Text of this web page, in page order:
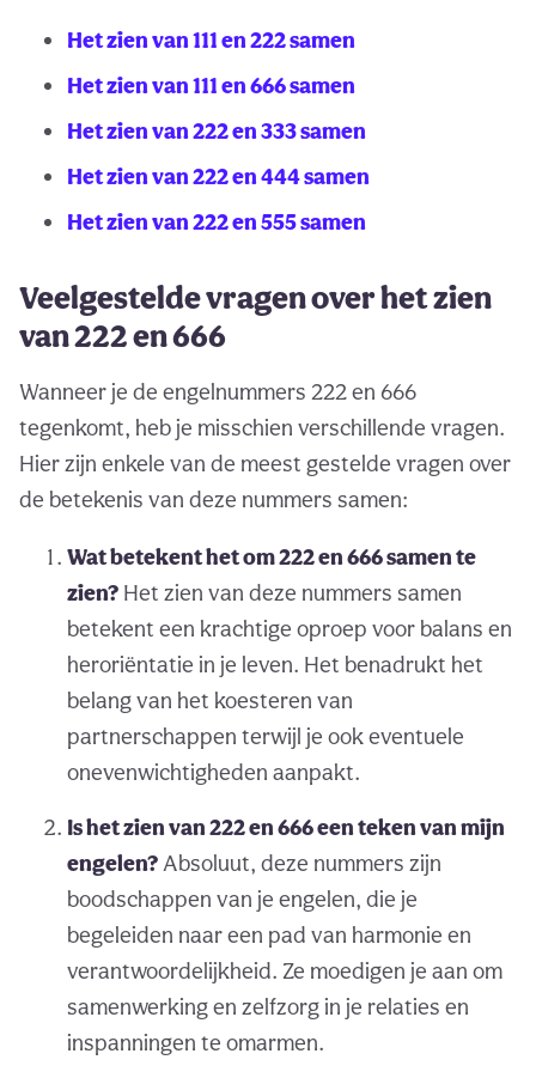
Het zien van 111 en 222 samen
Het zien van 111 en 666 samen
Het zien van 222 en 333 samen
Het zien van 222 en 444 samen
Het zien van 222 en 555 samen
Veelgestelde vragen over het zien
van 222 en 666
Wanneer je de engelnummers 222 en 666
tegenkomt, heb je misschien verschillende vragen.
Hier zijn enkele van de meest gestelde vragen over
de betekenis van deze nummers samen:
Wat betekent het om 222 en 666 samen te
zien? Het zien van deze nummers samen
betekent een krachtige oproep voor balans en
heroriëntatie in je leven. Het benadrukt het
belang van het koesteren van
partnerschappen terwijl je ook eventuele
onevenwichtigheden aanpakt.
Is het zien van 222 en 666 een teken van mijn
engelen? Absoluut, deze nummers zijn
boodschappen van je engelen, die je
begeleiden naar een pad van harmonie en
verantwoordelijkheid. Ze moedigen je aan om
samenwerking en zelfzorg in je relaties en
inspanningen te omarmen.